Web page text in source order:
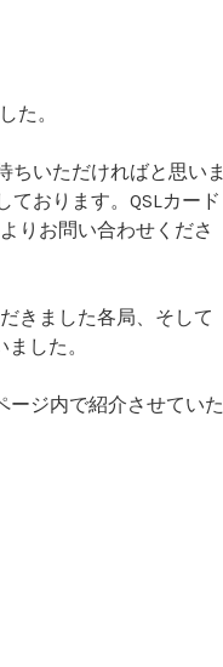
た。
ちいただければと思いま
ております。QSLカード
よりお問い合わせくださ
きました各局、そして
した。
ージ内で紹介させていた